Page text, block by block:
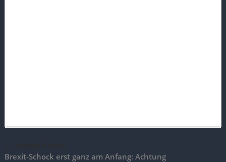
Brexit-Schock erst ganz am Anfang: Achtung